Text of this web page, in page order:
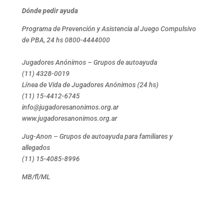
Dónde pedir ayuda
Programa de Prevención y Asistencia al Juego Compulsivo
de PBA, 24 hs 0800-4444000
Jugadores Anónimos – Grupos de autoayuda
(11) 4328-0019
Línea de Vida de Jugadores Anónimos (24 hs)
(11) 15-4412-6745
info@jugadoresanonimos.org.ar
www.jugadoresanonimos.org.ar
Jug-Anon – Grupos de autoayuda para familiares y
allegados
(11) 15-4085-8996
MB/fl/ML